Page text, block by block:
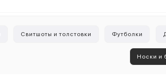
Свитшоты и толстовки Футболки
Носки и